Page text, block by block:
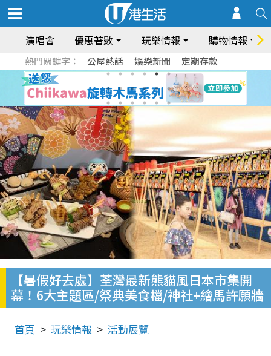
演唱會 優惠著數 玩樂情報 購物情報
熱門關鍵字： 公屋熱話 娛樂新聞 定期存款
【暑假好去處】荃灣最新熊貓風日本市集開
幕！6大主題區/祭典美食檔/神社+繪馬許願牆
首頁 玩樂情報 活動展覽